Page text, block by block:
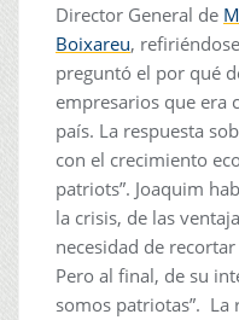
Director General de
Boixareu,
preguntó el por qué
empresarios que era
país. La respuesta
con el crecimiento
patriots”. Joaquim
la crisis, de las
necesidad de
Pero al final, de su
somos patriotas”. La